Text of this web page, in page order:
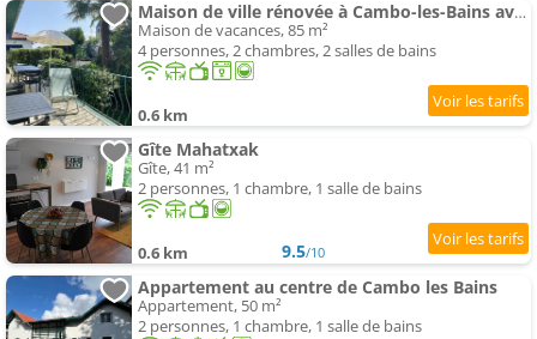
Maison de ville rénovée à Cambo-les-Bains avec balcon-terrasse - FR-1-495-154
Maison de vacances, 85 m²
4 personnes, 2 chambres, 2 salles de bains
0.6 km
Gîte Mahatxak
Gîte, 41 m²
2 personnes, 1 chambre, 1 salle de bains
0.6 km 9.5/10
Appartement au centre de Cambo les Bains
Appartement, 50 m²
2 personnes, 1 chambre, 1 salle de bains